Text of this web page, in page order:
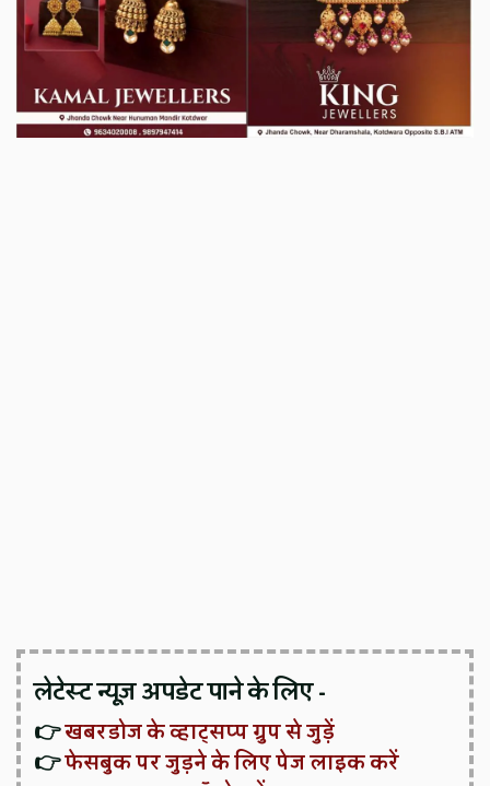
लेटेस्ट न्यूज़ अपडेट पाने के लिए -
👉खबरडोज के व्हाट्सप्प ग्रुप से जुड़ें
👉फेसबुक पर जुड़ने के लिए पेज लाइक करें